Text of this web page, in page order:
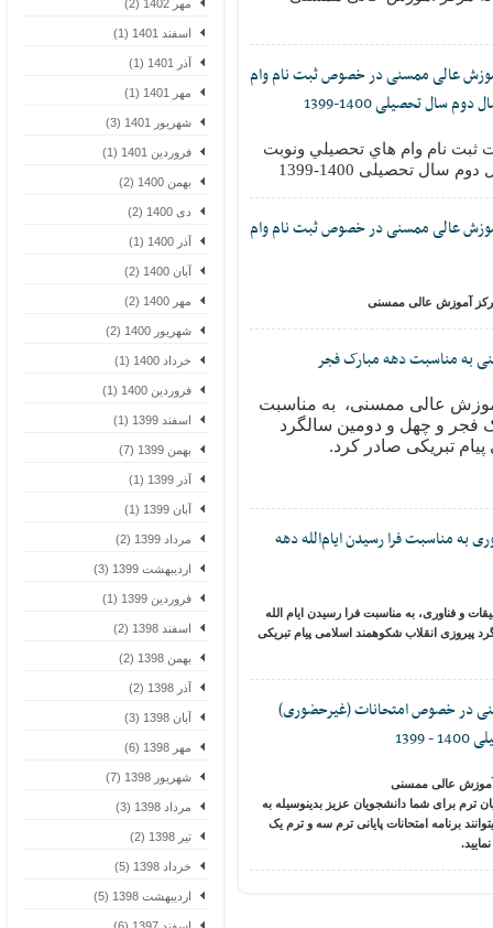
مهر 1402 (2)
اسفند 1401 (1)
آذر 1401 (1)
مهر 1401 (1)
شهریور 1401 (3)
فروردین 1401 (1)
بهمن 1400 (2)
دی 1400 (2)
آذر 1400 (1)
آبان 1400 (2)
مهر 1400 (2)
شهریور 1400 (2)
خرداد 1400 (1)
فروردین 1400 (1)
اسفند 1399 (1)
بهمن 1399 (7)
آذر 1399 (1)
آبان 1399 (1)
مرداد 1399 (2)
اردیبهشت 1399 (3)
فروردین 1399 (1)
اسفند 1398 (2)
بهمن 1398 (2)
آذر 1398 (2)
آبان 1398 (3)
مهر 1398 (6)
شهریور 1398 (7)
مرداد 1398 (3)
تیر 1398 (2)
خرداد 1398 (5)
اردیبهشت 1398 (5)
عالی ممسنی در خصوص ثبت نام وام
تحصیلی 1400-1399
نام وام هاي تحصيلي ونوبت
تحصیلی 1400-1399
عالی ممسنی در خصوص ثبت نام وام
آموزش عالی ممسنی
به مناسبت دهه مبارک فجر
عالی ممسنی، به مناسبت
فجر و چهل و دومین سالگرد
تبریکی صادر کرد .
به مناسبت فرا رسیدن ایام‌الله دهه
و فناوری، به مناسبت فرا رسیدن ایام الله
انقلاب شکوهمند اسلامی پیام تبریکی
در خصوص امتحانات (غیرحضوری)
عالی ممسنی
برای شما دانشجویان عزیز بدینوسیله به
برنامه امتحانات پایانی ترم سه و ترم یک